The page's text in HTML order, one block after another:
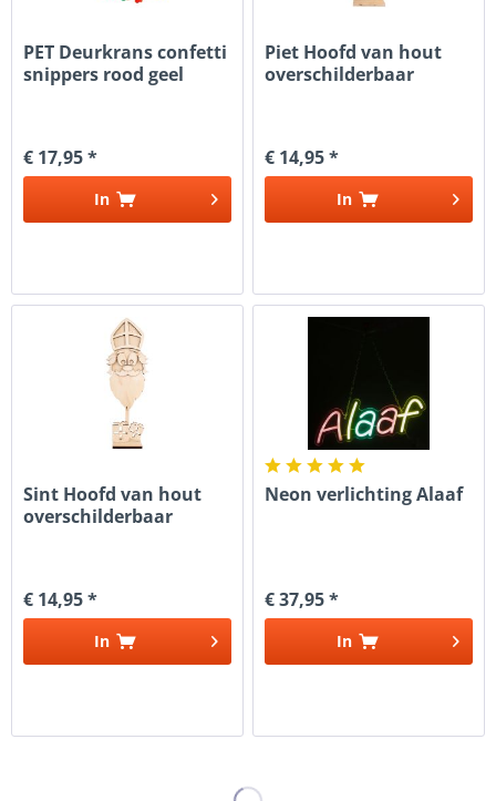
PET Deurkrans confetti
snippers rood geel
€ 17,95 *
In
Piet Hoofd van hout
overschilderbaar
€ 14,95 *
In
Sint Hoofd van hout
overschilderbaar
€ 14,95 *
In
Neon verlichting Alaaf
€ 37,95 *
In